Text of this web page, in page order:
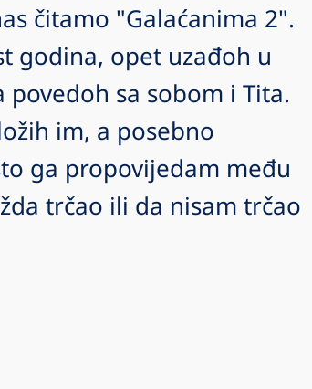
čitamo "Galaćanima 2".
godina, opet uzađoh u
povedoh sa sobom i Tita.
im, a posebno
ga propovijedam među
trčao ili da nisam trčao